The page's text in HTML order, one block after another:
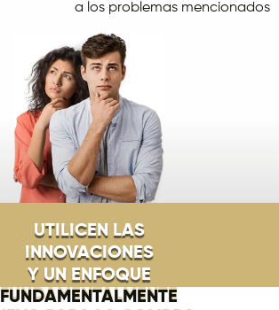
a los problemas mencionados
UTILICEN LAS
INNOVACIONES
Y UN ENFOQUE
FUNDAMENTALMENTE